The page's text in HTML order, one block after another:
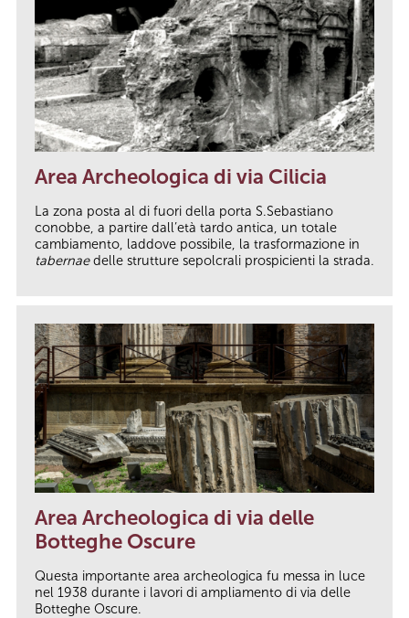
Area Archeologica di via Cilicia
La zona posta al di fuori della porta S.Sebastiano
conobbe, a partire dall’età tardo antica, un totale
cambiamento, laddove possibile, la trasformazione in
tabernaedelle strutture sepolcrali prospicienti la strada.
Area Archeologica di via delle
Botteghe Oscure
Questa importante area archeologica fu messa in luce
nel 1938 durante i lavori di ampliamento di via delle
Botteghe Oscure.